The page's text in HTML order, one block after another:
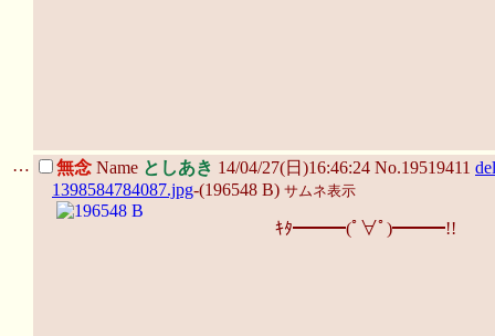
… 無念 Name としあき 14/04/27(日)16:46:24 No.19519411 del
1398584784087.jpg-(196548 B) サムネ表示
ｷﾀ━━━(ﾟ∀ﾟ)━━━!!